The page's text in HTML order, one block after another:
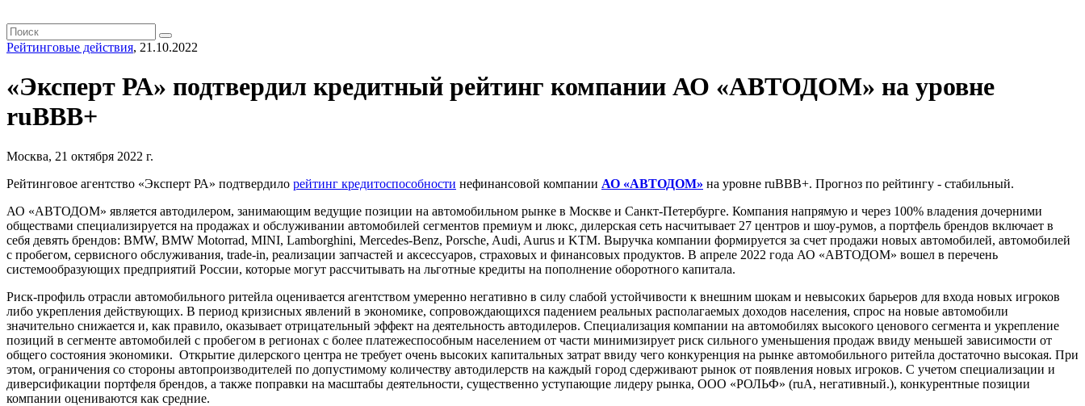
Рейтинговые действия, 21.10.2022
«Эксперт РА» подтвердил кредитный рейтинг компании АО «АВТОДОМ» на уровне
ruBBB+
Москва, 21 октября 2022 г.
Рейтинговое агентство «Эксперт РА» подтвердило рейтинг кредитоспособности нефинансовой компании АО «АВТОДОМ» на уровне ruBBB+. Прогноз по рейтингу - стабильный.
АО «АВТОДОМ» является автодилером, занимающим ведущие позиции на автомобильном рынке в Москве и Санкт-Петербурге. Компания напрямую и через 100% владения дочерними
обществами специализируется на продажах и обслуживании автомобилей сегментов премиум и люкс, дилерская сеть насчитывает 27 центров и шоу-румов, а портфель брендов включает в
себя девять брендов: BMW, BMW Motorrad, MINI, Lamborghini, Mercedes-Benz, Porsche, Audi, Aurus и KTM. Выручка компании формируется за счет продажи новых автомобилей, автомобилей
с пробегом, сервисного обслуживания, trade-in, реализации запчастей и аксессуаров, страховых и финансовых продуктов. В апреле 2022 года АО «АВТОДОМ» вошел в перечень
системообразующих предприятий России, которые могут рассчитывать на льготные кредиты на пополнение оборотного капитала.
Риск-профиль отрасли автомобильного ритейла оценивается агентством умеренно негативно в силу слабой устойчивости к внешним шокам и невысоких барьеров для входа новых игроков
либо укрепления действующих. В период кризисных явлений в экономике, сопровождающихся падением реальных располагаемых доходов населения, спрос на новые автомобили
значительно снижается и, как правило, оказывает отрицательный эффект на деятельность автодилеров. Специализация компании на автомобилях высокого ценового сегмента и укрепление
позиций в сегменте автомобилей с пробегом в регионах с более платежеспособным населением от части минимизирует риск сильного уменьшения продаж ввиду меньшей зависимости от
общего состояния экономики. Открытие дилерского центра не требует очень высоких капитальных затрат ввиду чего конкуренция на рынке автомобильного ритейла достаточно высокая. При
этом, ограничения со стороны автопроизводителей по допустимому количеству автодилерств на каждый город сдерживают рынок от появления новых игроков. С учетом специализации и
диверсификации портфеля брендов, а также поправки на масштабы деятельности, существенно уступающие лидеру рынка, ООО «РОЛЬФ» (ruA, негативный.), конкурентные позиции
компании оцениваются как средние.